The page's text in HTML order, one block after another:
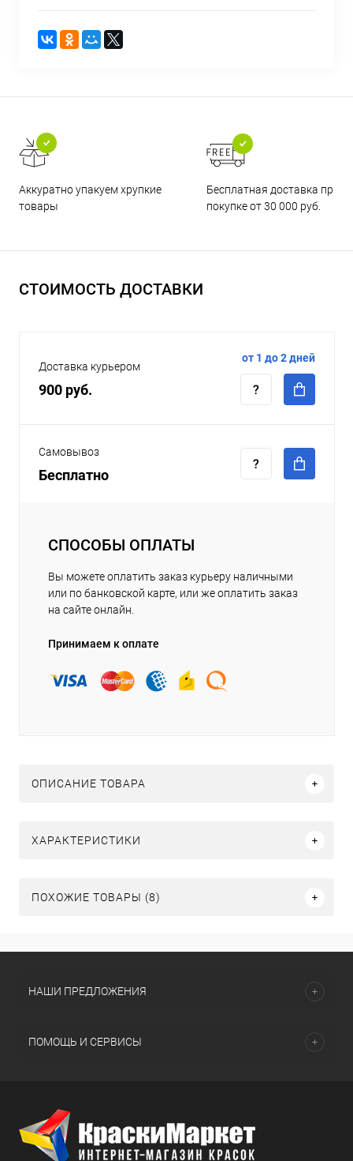
Аккуратно упакуем хрупкие
товары
Бесплатная доставка при
покупке от 30 000 руб.
СТОИМОСТЬ ДОСТАВКИ
Доставка курьером
900 руб.
от 1 до 2 дней
Самовывоз
Бесплатно
СПОСОБЫ ОПЛАТЫ
Вы можете оплатить заказ курьеру наличными
или по банковской карте, или же оплатить заказ
на сайте онлайн.
Принимаем к оплате
ОПИСАНИЕ ТОВАРА
ХАРАКТЕРИСТИКИ
ПОХОЖИЕ ТОВАРЫ (8)
НАШИ ПРЕДЛОЖЕНИЯ
ПОМОЩЬ И СЕРВИСЫ